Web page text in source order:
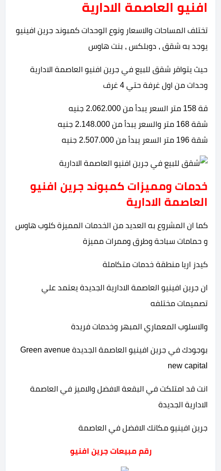
افنيو العاصمة الادارية
تختلف المساحات والاسعار ونوع الوحدات كمبوند جرين افينيو
يوجد به شقق , دوبلكس , بنت هاوس
حيث يتواقر شقق للبيع في جرين افنيو العاصمة الادارية
وحدات من اول غرفة حتي 4 غرف
قة 158 متر السعر يبدأ من 2.062.000 جنيه
شقة 168 متر والسعر يبدأ من 2.148.000 جنيه
شقة 196 متر السعر يبدأ من 2.507.000 جنيه
خدمات ومميزات كمبوند جرين افنيو
العاصمة الادارية
كما ان المشروع به العديد من الخدمات المميزة كلوب هاوس
و حمامات سباحة وطرق وممرات مميزة
كيدز اريا منطقة خدمات متكاملة
ان جرين افينيو العاصمة الادارية الجديدة يعتمد علي
تصميمات مختلفه
والاسلوب المعماري المبهر وخدمات فريدة
بوجودك في جرين افينيو العاصمة الجديدة Green avenue
new capital
انت قد امتلكت في البقعة الافضل والاميز في العاصمة
الادارية الجديدة
جرين افينيو مكانك الافضل في العاصمة
رقم مبيعات جرين افنيو